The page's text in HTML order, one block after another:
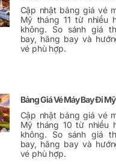
Cập nhật bảng giá vé
Mỹ tháng 11 từ nhiều
không. So sánh giá
bay, hãng bay và
vé phù hợp.
Bảng Giá Vé Máy Bay Đi
Cập nhật bảng giá vé
Mỹ tháng 10 từ nhiều
không. So sánh giá
bay, hãng bay và
vé phù hợp.